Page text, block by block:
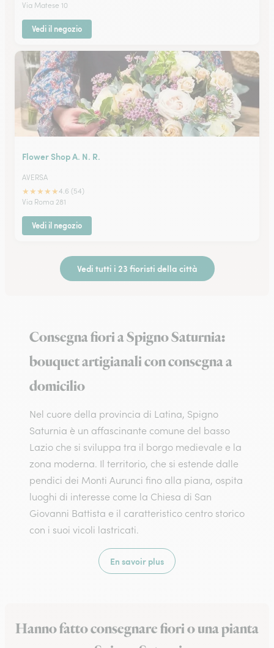
Via Matese 10
Vedi il negozio
Flower Shop A. N. R.
AVERSA
★★★★★4.6 (54)
Via Roma 281
Vedi il negozio
Vedi tutti i 23 fioristi della città
Consegna fiori a Spigno Saturnia:
bouquet artigianali con consegna a
domicilio
Nel cuore della provincia di Latina, Spigno
Saturnia è un affascinante comune del basso
Lazio che si sviluppa tra il borgo medievale e la
zona moderna. Il territorio, che si estende dalle
pendici dei Monti Aurunci fino alla piana, ospita
luoghi di interesse come la Chiesa di San
Giovanni Battista e il caratteristico centro storico
con i suoi vicoli lastricati.
En savoir plus
Hanno fatto consegnare fiori o una pianta